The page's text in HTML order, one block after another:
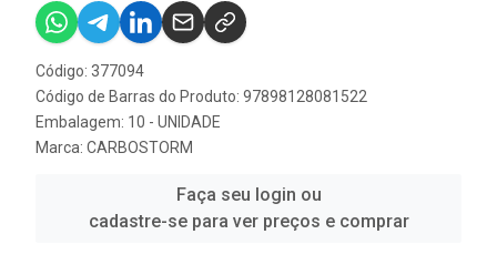
Código: 377094
Código de Barras do Produto: 97898128081522
Embalagem: 10 - UNIDADE
Marca: CARBOSTORM
Faça seu login ou
cadastre-se para ver preços e comprar